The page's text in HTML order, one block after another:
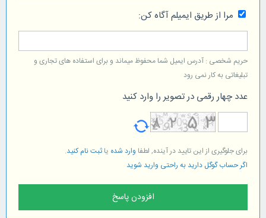
مرا از طریق ایمیلم آگاه کن:
حریم شخصی : آدرس ایمیل شما محفوظ میماند و برای استفاده های تجاری و
تبلیغاتی به کار نمی رود
عدد چهار رقمی در تصویر را وارد کنید
برای جلوگیری از این تایید در آینده, لطفا وارد شده یاثبت نام کنید.
اگر حساب گوگل دارید به راحتی وارید شوید